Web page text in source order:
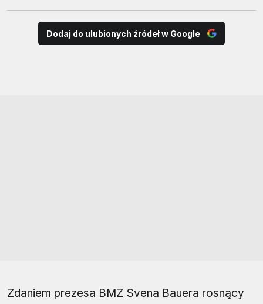
Dodaj do ulubionych źródeł w Google
Zdaniem prezesa BMZ Svena Bauera rosnący